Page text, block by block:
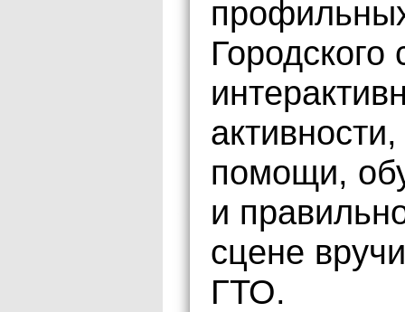
помощи,
и
сцене
ГТО.